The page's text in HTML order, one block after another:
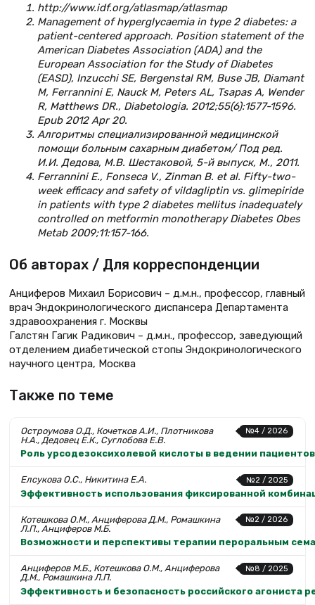
http://www.idf.org/atlasmap/atlasmap
Management of hyperglycaemia in type 2 diabetes: a
patient-centered approach. Position statement of the
American Diabetes Association (ADA) and the
European Association for the Study of Diabetes
(EASD), Inzucchi SE, Bergenstal RM, Buse JB, Diamant
M, Ferrannini E, Nauck M, Peters AL, Tsapas A, Wender
R, Matthews DR., Diabetologia. 2012;55(6):1577-1596.
Epub 2012 Apr 20.
Алгоритмы специализированной медицинской
помощи больным са­харным диабетом/ Под ред.
И.И. Дедова, М.В. Шестаковой, 5-й выпуск, М., 2011.
Ferrannini E., Fonseca V., Zinman B. et al. Fifty-two-
week efficacy and safety of vilda­gliptin vs. glimepiride
in patients with type 2 diabetes mellitus inadequately
controlled on metformin monotherapy Diabetes Obes
Metab 2009;11:157-166.
Об авторах / Для корреспонденции
Анциферов Михаил Борисович – д.м.н., профессор, главный
врач Эндокринологического диспансера Департамента
здравоохранения г. Москвы
Галстян Гагик Радикович – д.м.н., профессор, заведующий
отделением диабетической стопы Эндокринологического
научного центра, Москва
Также по теме
№4 / 2026
Остроумова О.Д., Кочетков А.И., Плотникова
Н.А., Дедовец Е.К., Суглобова Е.В.
Роль урсодезоксихолевой кислоты в ведении
№2 / 2025
Елсукова О.С., Никитина Е.А.
Эффективность использования фиксированной
№2 / 2026
Котешкова О.М., Анциферова Д.М., Ромашкина
Л.П., Анциферов М.Б.
Возможности и перспективы терапии пероральным
№8 / 2025
Анциферов М.Б., Котешкова О.М., Анциферова
Д.М., Ромашкина Л.П.
Эффективность и безопасность российского агониста